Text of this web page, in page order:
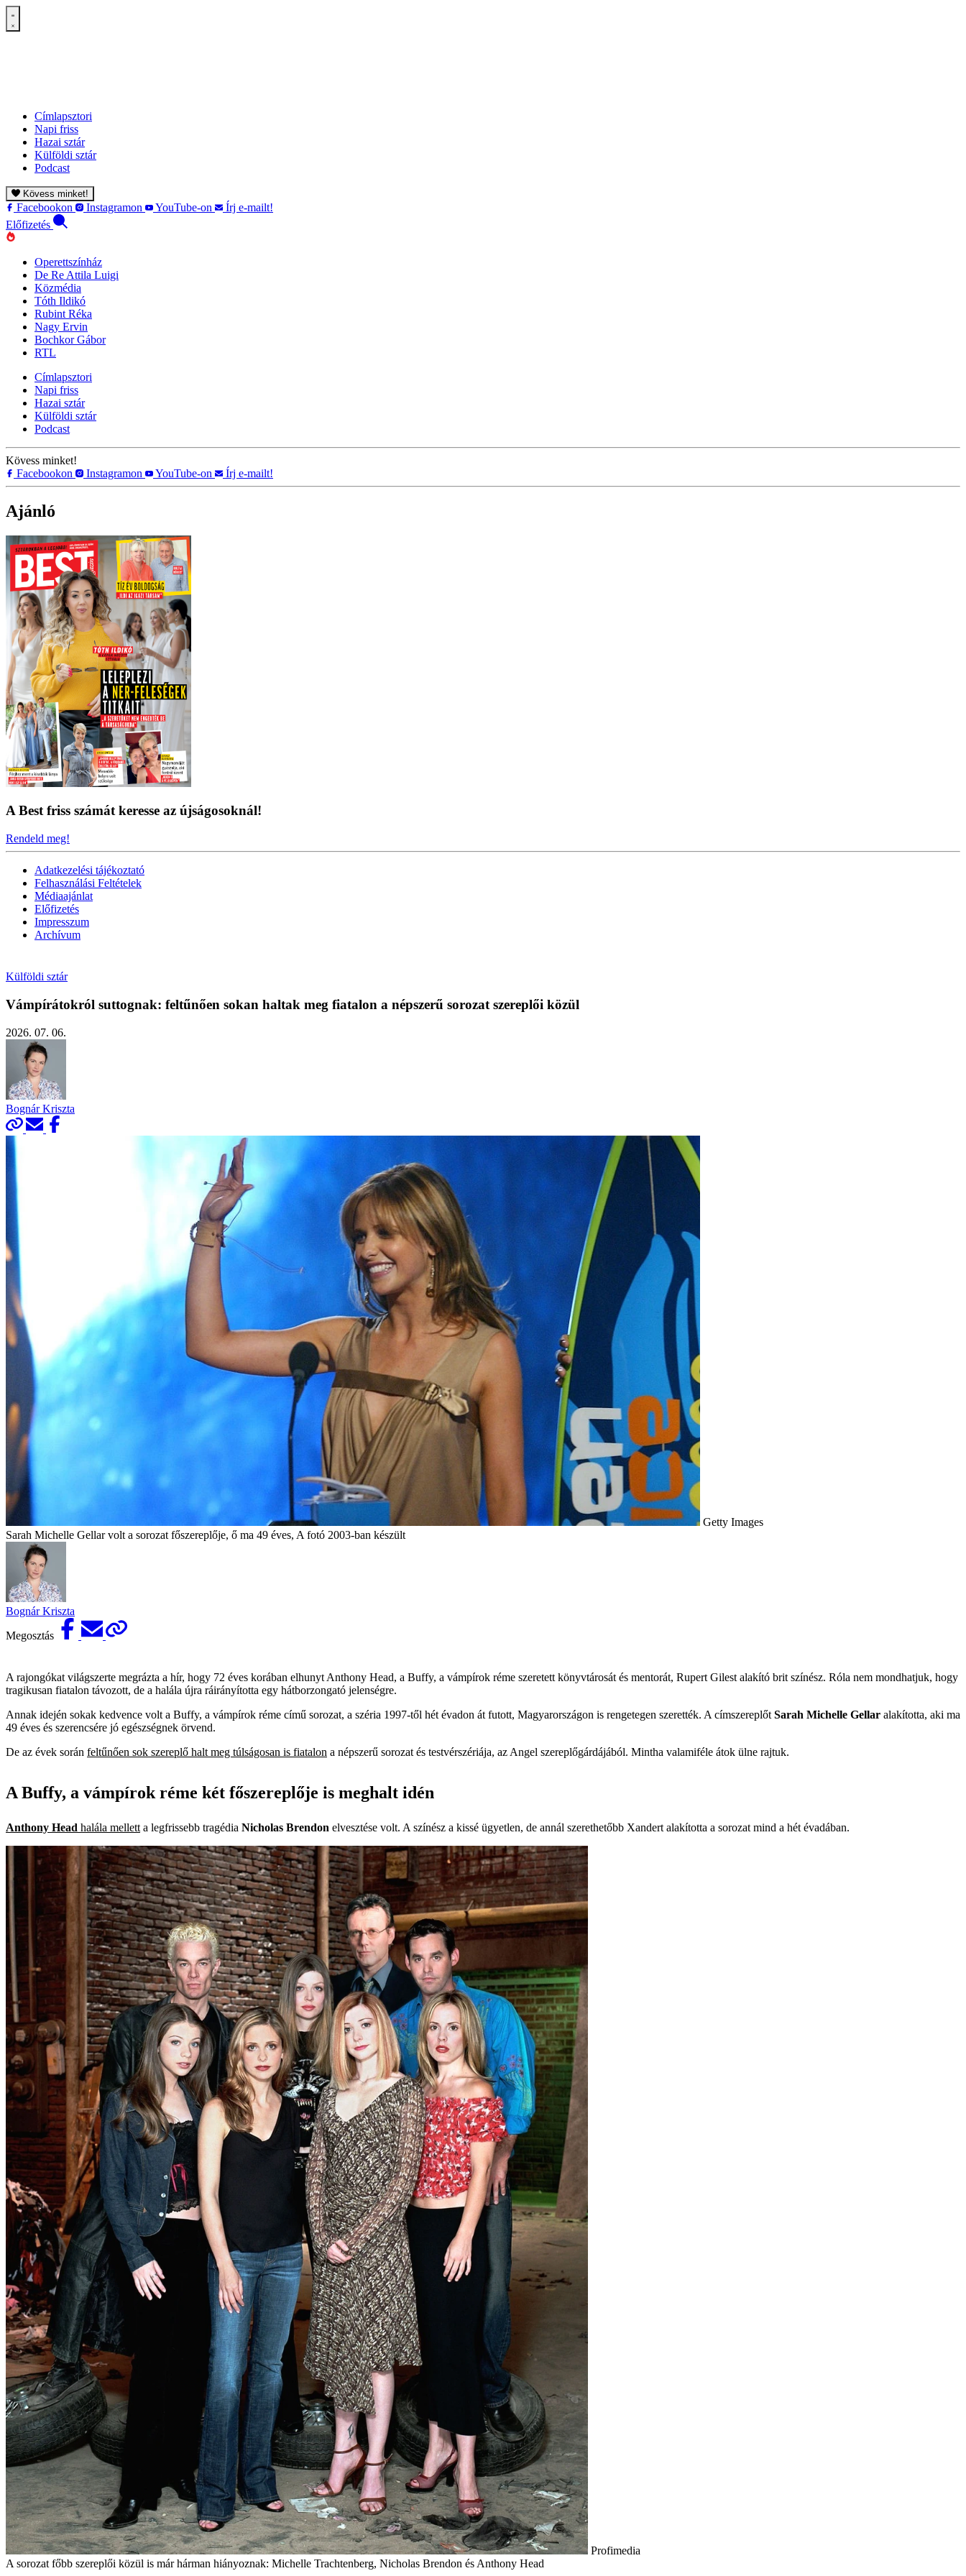
Címlapsztori
Napi friss
Hazai sztár
Külföldi sztár
Podcast
Kövess minket!
Facebookon Instagramon YouTube-on
Írj e-mailt!
Előfizetés
Operettszínház
De Re Attila Luigi
Közmédia
Tóth Ildikó
Rubint Réka
Nagy Ervin
Bochkor Gábor
RTL
Címlapsztori
Napi friss
Hazai sztár
Külföldi sztár
Podcast
Kövess minket!
Facebookon
Instagramon YouTube-on Írj e-mailt!
Ajánló
A Best friss számát keresse az újságosoknál!
Rendeld meg!
Adatkezelési tájékoztató
Felhasználási Feltételek
Médiaajánlat
Előfizetés
Impresszum
Archívum
Külföldi sztár
Vámpírátokról suttognak: feltűnően sokan haltak meg fiatalon a népszerű sorozat szereplői közül
2026. 07. 06.
Bognár Kriszta
Getty Images
Sarah Michelle Gellar volt a sorozat főszereplője, ő ma 49 éves, A fotó 2003-ban készült
Bognár Kriszta
Megosztás
A rajongókat világszerte megrázta a hír, hogy 72 éves korában elhunyt Anthony Head, a Buffy, a vámpírok réme szeretett könyvtárosát és mentorát, Rupert Gilest alakító brit színész. Róla nem mondhatjuk, hogy
tragikusan fiatalon távozott, de a halála újra ráirányította egy hátborzongató jelenségre.
Annak idején sokak kedvence volt a Buffy, a vámpírok réme című sorozat, a széria 1997-től hét évadon át futott, Magyarországon is rengetegen szerették. A címszereplőt Sarah Michelle Gellar alakította, aki ma
49 éves és szerencsére jó egészségnek örvend.
De az évek során feltűnően sok szereplő halt meg túlságosan is fiatalon a népszerű sorozat és testvérszériája, az Angel szereplőgárdájából. Mintha valamiféle átok ülne rajtuk.
A Buffy, a vámpírok réme két főszereplője is meghalt idén
Anthony Head halála mellett a legfrissebb tragédia Nicholas Brendon elvesztése volt. A színész a kissé ügyetlen, de annál szerethetőbb Xandert alakította a sorozat mind a hét évadában.
Profimedia
A sorozat főbb szereplői közül is már hárman hiányoznak: Michelle Trachtenberg, Nicholas Brendon és Anthony Head